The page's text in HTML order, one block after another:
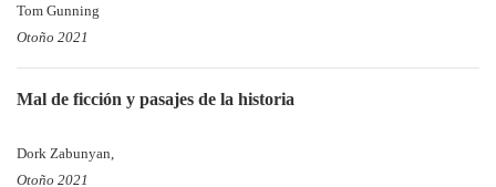
Tom Gunning
Otoño 2021
Mal de ficción y pasajes de la historia
Dork Zabunyan,
Otoño 2021